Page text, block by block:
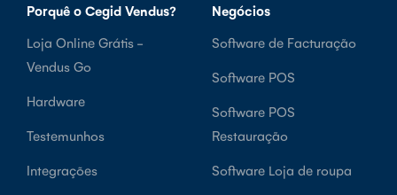
Porquê o Cegid Vendus?
Loja Online Grátis -
Vendus Go
Hardware
Testemunhos
Integrações
Negócios
Software de Facturação
Software POS
Software POS
Restauração
Software Loja de roupa